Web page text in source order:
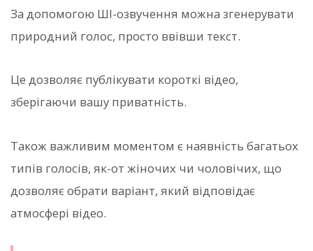
За допомогою ШІ-озвучення можна згенерувати
природний голос, просто ввівши текст.
Це дозволяє публікувати короткі відео,
зберігаючи вашу приватність.
Також важливим моментом є наявність багатьох
типів голосів, як-от жіночих чи чоловічих, що
дозволяє обрати варіант, який відповідає
атмосфері відео.